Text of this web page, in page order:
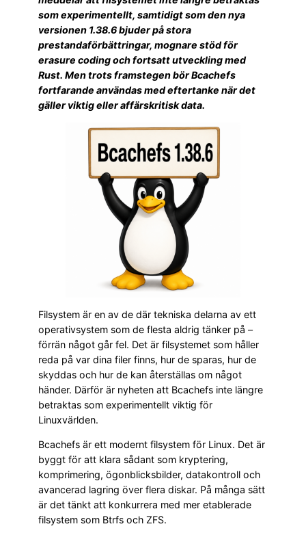
som experimentellt, samtidigt som den nya
versionen 1.38.6 bjuder på stora
prestandaförbättringar, mognare stöd för
erasure coding och fortsatt utveckling med
Rust. Men trots framstegen bör Bcachefs
fortfarande användas med eftertanke när det
gäller viktig eller affärskritisk data.
Filsystem är en av de där tekniska delarna av ett
operativsystem som de flesta aldrig tänker på –
förrän något går fel. Det är filsystemet som håller
reda på var dina filer finns, hur de sparas, hur de
skyddas och hur de kan återställas om något
händer. Därför är nyheten att Bcachefs inte längre
betraktas som experimentellt viktig för
Linuxvärlden.
Bcachefs är ett modernt filsystem för Linux. Det är
byggt för att klara sådant som kryptering,
komprimering, ögonblicksbilder, datakontroll och
avancerad lagring över flera diskar. På många sätt
är det tänkt att konkurrera med mer etablerade
filsystem som Btrfs och ZFS.